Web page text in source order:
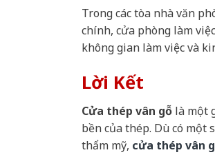
Trong các tòa nhà văn
chính, cửa phòng làm
không gian làm việc và
Lời Kết
Cửa thép vân gỗ là một
bền của thép. Dù có
thẩm mỹ, cửa thép vân